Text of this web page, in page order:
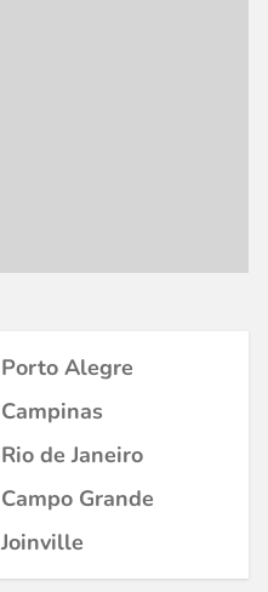
Porto Alegre
Campinas
Rio de Janeiro
Campo Grande
Joinville